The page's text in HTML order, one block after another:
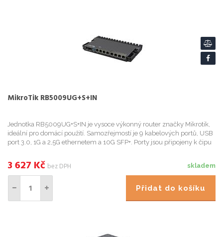
MikroTik RB5009UG+S+IN
Jednotka RB5009UG+S+IN je vysoce výkonný router značky Mikrotik,
ideální pro domácí použití. Samozřejmostí je 9 kabelových portů, USB
port 3.0, 1G a 2,5G ethernetem a 10G SFP+. Porty jsou připojeny k čipu
skladem
3 627 Kč bez DPH
Přidat do košíku